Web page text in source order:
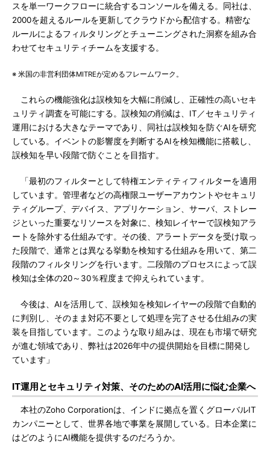
スを単一ワークフローに統合するコンソールを備える。同社は、
2000を超えるルールを更新してクラウドから配信する。精密な
ルールによるフィルタリングとチューニングされた洞察を組み合
わせてセキュリティチームを支援する。
※ 米国の非営利団体MITREが定めるフレームワーク。
これらの機能強化は誤検知を大幅に削減し、正確性の高いセキ
ュリティ調査を可能にする。誤検知の削減は、IT／セキュリティ
運用における大きなテーマであり、同社は誤検知を防ぐAIを研究
している。イベントの影響度を判断するAIを検知機能に搭載し、
誤検知を早い段階で防ぐことを目指す。
「最初のフィルターとして特権エンティティフィルターを適用
しています。管理者などの高権限ユーザーアカウントやセキュリ
ティグループ、デバイス、アプリケーション、サーバ、ストレー
ジといった重要なリソースを対象に、検知レイヤーで誤検知アラ
ートを除外する仕組みです。その後、アラートデータを受け取っ
た段階で、通常とは異なる挙動を検知する仕組みを用いて、第二
段階のフィルタリングを行います。二段階のプロセスによって誤
検知は全体の20～30％程度まで抑えられています。
今後は、AIを活用して、誤検知を検知レイヤーの段階で自動的
に判別し、そのまま対応不要として処理を完了させる仕組みの実
装を目指しています。このような取り組みは、現在も市場で研究
が進む領域であり、弊社は2026年中の提供開始を目標に開発し
ています」
IT運用とセキュリティ対策、そのためのAI活用に悩む企業へ
本社のZoho Corporationは、インドに拠点を置くグローバルIT
カンパニーとして、世界各地で事業を展開している。日本企業に
はどのようにAI機能を提供するのだろうか。